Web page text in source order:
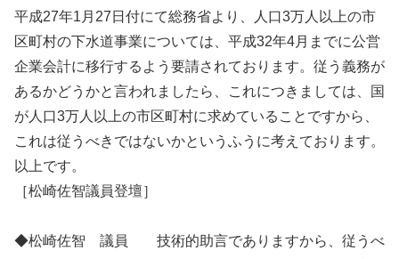
平成27年1月27日付にて総務省より、人口3万人以上の市
区町村の下水道事業については、平成32年4月までに公営
企業会計に移行するよう要請されております。従う義務が
あるかどうかと言われましたら、これにつきましては、国
が人口3万人以上の市区町村に求めていることですから、
これは従うべきではないかというふうに考えております。
以上です。
［松崎佐智議員登壇］
◆松崎佐智 議員 技術的助言でありますから、従うべ